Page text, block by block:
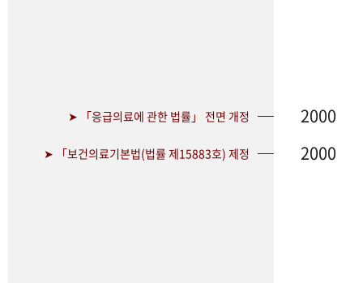
➤ 「응급의료에 관한 법률」 전면 개정 2000
➤ 「보건의료기본법(법률 제15883호) 제정 2000